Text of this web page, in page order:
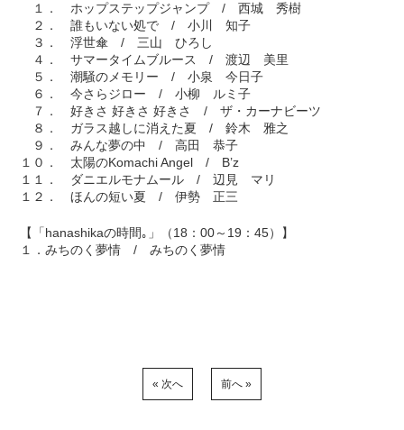
１． ホップステップジャンプ / 西城 秀樹
２． 誰もいない処で / 小川 知子
３． 浮世傘 / 三山 ひろし
４． サマータイムブルース / 渡辺 美里
５． 潮騒のメモリー / 小泉 今日子
６． 今さらジロー / 小柳 ルミ子
７． 好きさ 好きさ 好きさ / ザ・カーナビーツ
８． ガラス越しに消えた夏 / 鈴木 雅之
９． みんな夢の中 / 高田 恭子
１０． 太陽のKomachi Angel / B’z
１１． ダニエルモナムール / 辺見 マリ
１２． ほんの短い夏 / 伊勢 正三
【「hanashikaの時間｡」（18：00～19：45）】
１．みちのく夢情 / みちのく夢情
« 次へ 前へ »